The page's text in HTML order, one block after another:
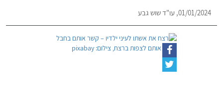
01/01/2024, עו"ד שוש גבע